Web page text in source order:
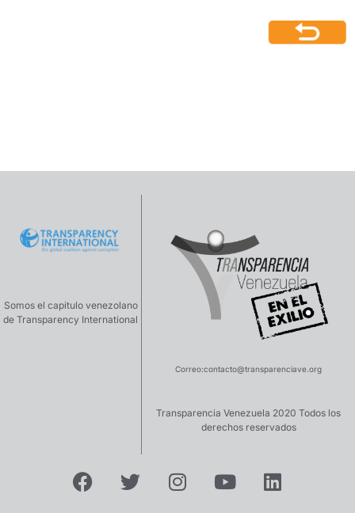
Somos el capitulo venezolano
de Transparency International
Correo:contacto@transparenciave.org
Transparencia Venezuela 2020 Todos los
derechos reservados